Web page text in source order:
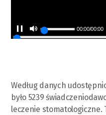
00:00/00:00
Według danych
było 5239
leczenie stomatologiczne.